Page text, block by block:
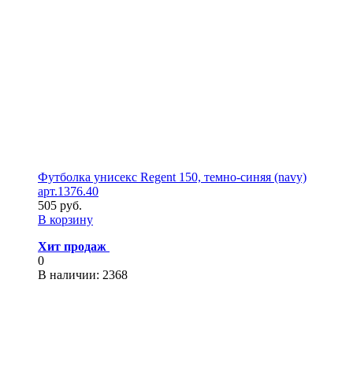
Футболка унисекс Regent 150, темно-синяя (navy)
арт.1376.40
505 руб.
В корзину
Хит продаж
0
В наличии: 2368